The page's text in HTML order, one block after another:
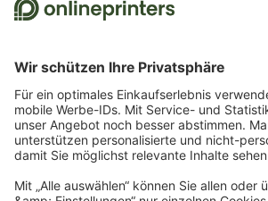
Barauszahlung. Nicht mit weiteren Aktionen
einen Klick bestätigen. Erst dann senden wir Ihnen den
unseren Newsletter zu. Natürlich können Sie sich
Maximale Höhe des Rabatts: 150 € des Bestellwerts
Kein Mindestbestellwert. Keine Barauszahlung. Nicht mit
Gutscheincodes kombinierbar.Der Gutschein ist nach
Warenkorb eintragen und auf ausgewählte Produkte